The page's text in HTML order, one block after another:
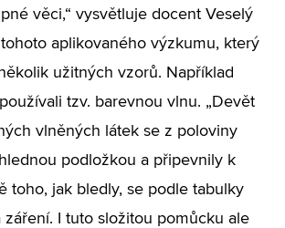
věci,“ vysvětluje docent Veselý
aplikovaného výzkumu, který
užitných vzorů. Například
tzv. barevnou vlnu. „Devět
vlněných látek se z poloviny
podložkou a připevnily k
toho, jak bledly, se podle tabulky
záření. I tuto složitou pomůcku ale